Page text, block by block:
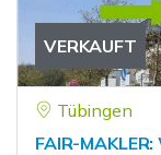
VERKAUFT
Tübingen
FAIR-